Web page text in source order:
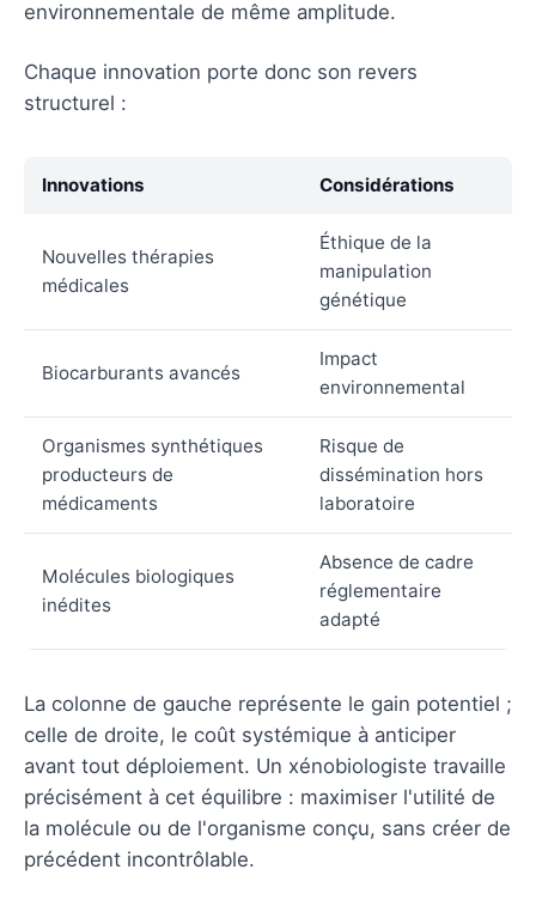
environnementale de même amplitude.
Chaque innovation porte donc son revers
structurel :
Innovations Considérations
Nouvelles thérapies
médicales
Éthique de la
manipulation
génétique
Biocarburants avancés
Impact
environnemental
Organismes synthétiques
producteurs de
médicaments
Risque de
dissémination hors
laboratoire
Molécules biologiques
inédites
Absence de cadre
réglementaire
adapté
La colonne de gauche représente le gain potentiel ;
celle de droite, le coût systémique à anticiper
avant tout déploiement. Un xénobiologiste travaille
précisément à cet équilibre : maximiser l'utilité de
la molécule ou de l'organisme conçu, sans créer de
précédent incontrôlable.